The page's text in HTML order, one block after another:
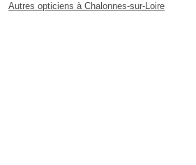
Autres opticiens à Chalonnes-sur-Loire